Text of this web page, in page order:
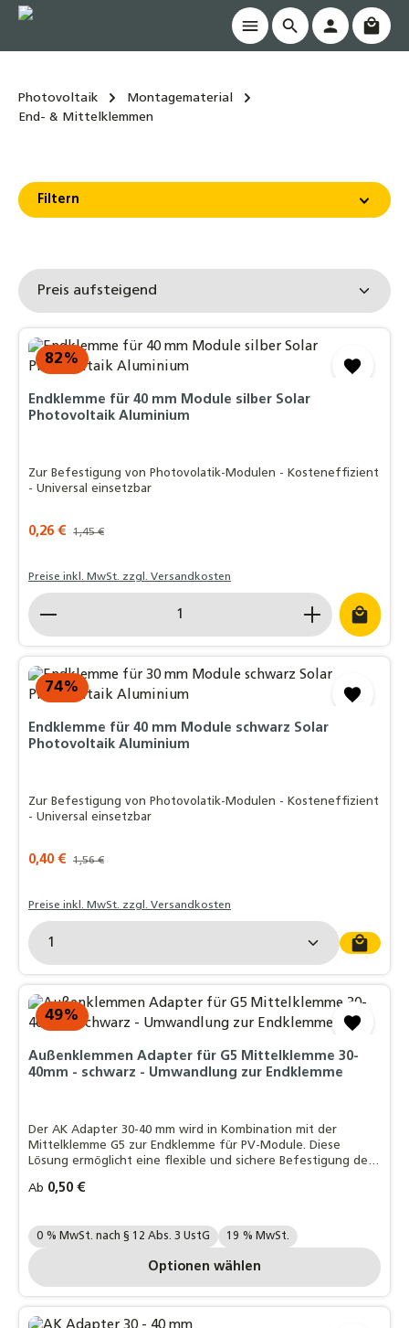
springen
Photovoltaik
Montagematerial
End- & Mittelklemmen
Filtern
82%
Endklemme für 40 mm Module silber Solar
Photovoltaik Aluminium
Zur Befestigung von Photovolatik-Modulen - Kosteneffizient
- Universal einsetzbar
Verkaufspreis:
0,26 € Regulärer Preis:
1,45 €
Preise inkl. MwSt. zzgl. Versandkosten
Produkt Anzahl: Gib den gewünschten Wert
74%
Endklemme für 40 mm Module schwarz Solar
Photovoltaik Aluminium
Zur Befestigung von Photovolatik-Modulen - Kosteneffizient
- Universal einsetzbar
Verkaufspreis:
0,40 € Regulärer Preis:
1,56 €
Preise inkl. MwSt. zzgl. Versandkosten
Produkt Anzahl: Gib den gewünschten Wert
49%
Außenklemmen Adapter für G5 Mittelklemme 30-
40mm - schwarz - Umwandlung zur Endklemme
Der AK Adapter 30-40 mm wird in Kombination mit der
Mittelklemme G5 zur Endklemme für PV-Module. Diese
Lösung ermöglicht eine flexible und sichere Befestigung der
Regulärer Preis:
Ab 0,50 €
Ihre MwSt. Auswahl::
0 % MwSt. nach § 12 Abs. 3 UstG 19 % MwSt.
Optionen wählen